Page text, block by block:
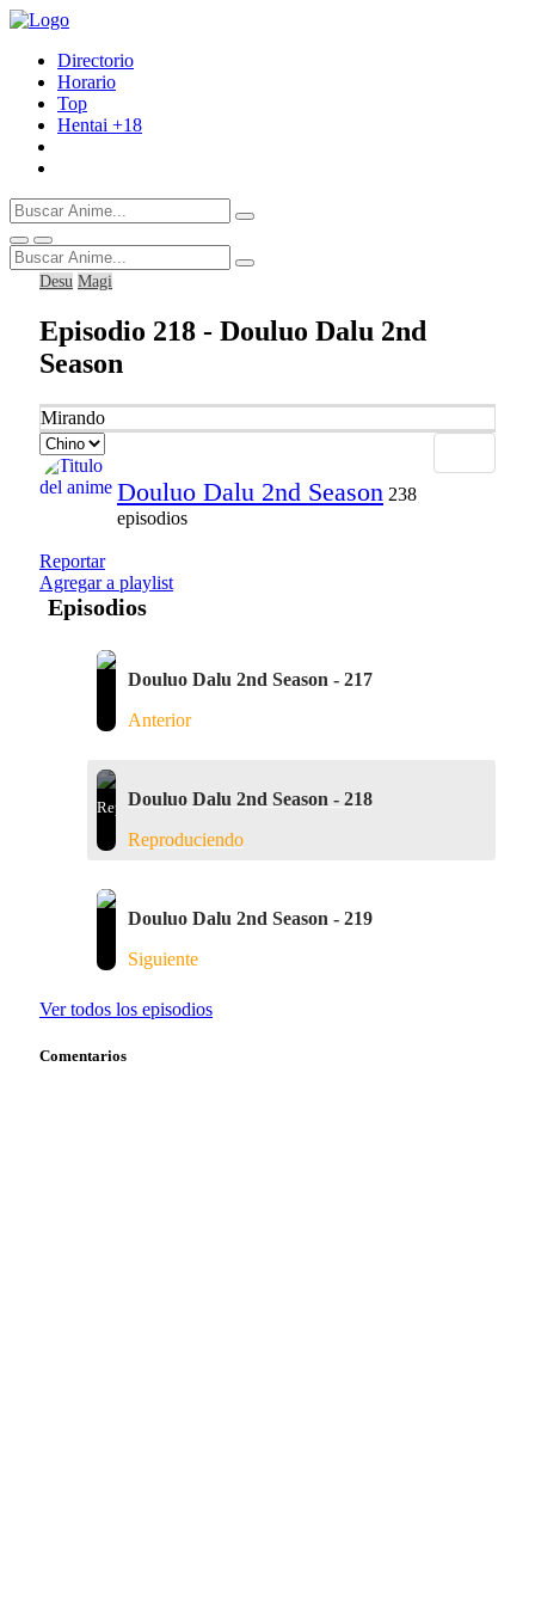
Directorio
Horario
Top
Hentai +18
Desu Magi
Episodio 218 - Douluo Dalu 2nd
Season
Mirando
Douluo Dalu 2nd Season 238
episodios
Reportar
Agregar a playlist
Episodios
Douluo Dalu 2nd Season - 217
Anterior
Douluo Dalu 2nd Season - 218
Reproduciendo
Douluo Dalu 2nd Season - 219
Siguiente
Ver todos los episodios
Comentarios